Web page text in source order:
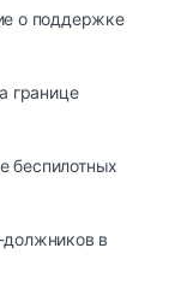
о поддержке
границе
беспилотных
в